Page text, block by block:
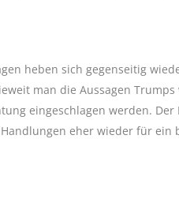
heben sich gegenseitig
man die Aussagen
eingeschlagen werden.
eher wieder für ein